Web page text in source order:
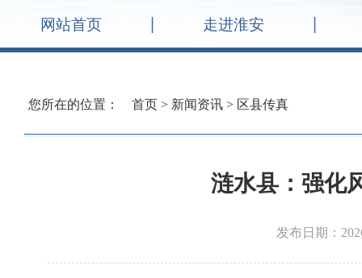
网站首页 走进淮安
您所在的位置： 首页 > 新闻资讯 > 区县传真
涟水县：强化
发布日期：